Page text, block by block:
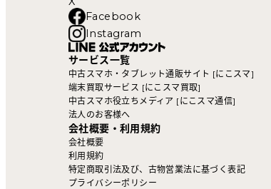
Facebook
Instagram
サービス一覧
中古スマホ・タブレット通販サイト [にこスマ]
端末買取サービス [にこスマ買取]
中古スマホ役立ちメディア [にこスマ通信]
法人のお客様へ
会社概要・利用規約
会社概要
利用規約
特定商取引法及び、古物営業法に基づく表記
プライバシーポリシー